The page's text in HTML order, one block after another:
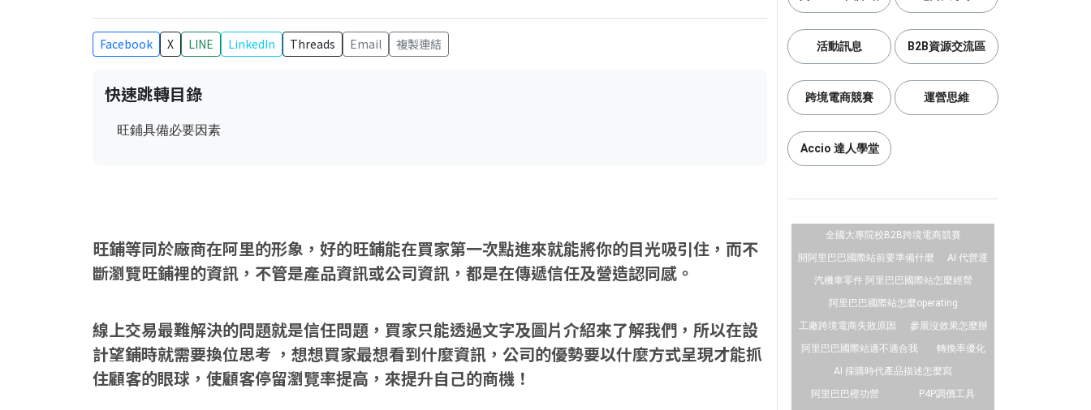
Facebook X LINE LinkedIn Threads Email 複製連結
快速跳轉目錄
旺鋪具備必要因素
旺鋪等同於廠商在阿里的形象，好的旺鋪能在買家第一次點進來就能將你的目光吸引住，而不
斷瀏覽旺鋪裡的資訊，不管是產品資訊或公司資訊，都是在傳遞信任及營造認同感。
線上交易最難解決的問題就是信任問題，買家只能透過文字及圖片介紹來了解我們，所以在設
計望鋪時就需要換位思考 ，想想買家最想看到什麼資訊，公司的優勢要以什麼方式呈現才能抓
住顧客的眼球，使顧客停留瀏覽率提高，來提升自己的商機！
活動訊息 B2B資源交流區
跨境電商競賽 運營思維
Accio 達人學堂
全國大專院校B2B跨境電商競賽
開阿里巴巴國際站前要準備什麼
AI 代營運
汽機車零件 阿里巴巴國際站怎麼經營
阿里巴巴國際站怎麼operating
工廠跨境電商失敗原因
參展沒效果怎麼辦
阿里巴巴國際站適不適合我
轉換率優化
AI 採購時代產品描述怎麼寫
阿里巴巴橙功營
P4P調價工具